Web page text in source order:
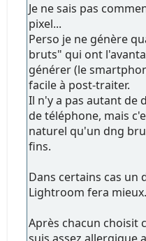
Je ne sais pas
pixel...
Perso je ne génère
bruts" qui ont
générer (le
facile à post-traiter.
Il n'y a pas autant de
de téléphone, mais
naturel qu'un dng
fins.
Dans certains cas un
Lightroom fera mieux.
Après chacun choisit